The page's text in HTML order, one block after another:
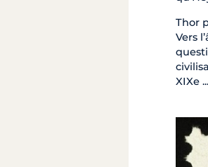
Thor
Vers
XIXe ...